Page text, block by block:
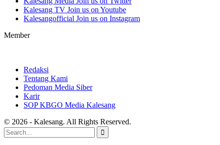
Kalesang TV Join us on Youtube
Kalesangofficial Join us on Instagram
Member
Redaksi
Tentang Kami
Pedoman Media Siber
Karir
SOP KBGO Media Kalesang
© 2026 - Kalesang. All Rights Reserved.